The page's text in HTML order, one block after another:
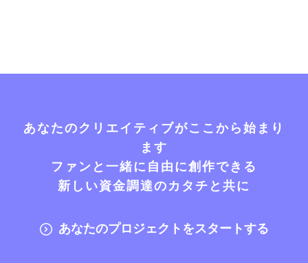
あなたのクリエイティブがここから始まり
ます
ファンと一緒に自由に創作できる
新しい資金調達のカタチと共に
あなたのプロジェクトをスタートする